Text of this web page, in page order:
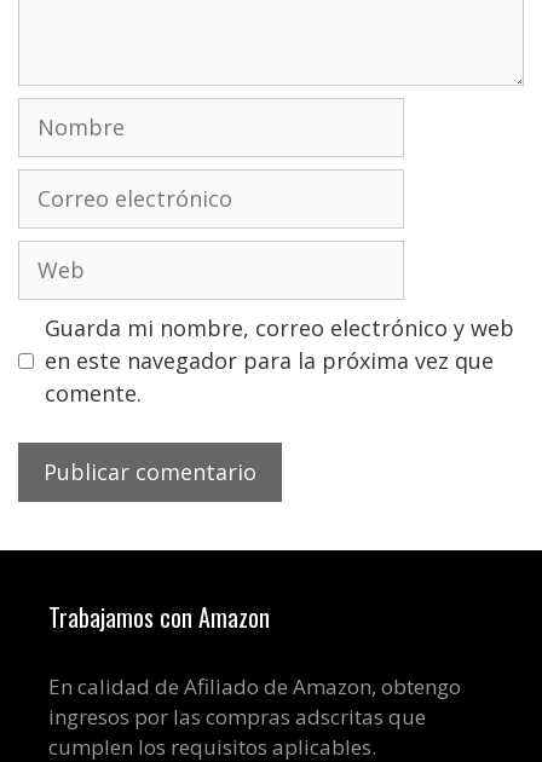
Nombre
electrónico
Guarda mi nombre, correo electrónico y web
en este navegador para la próxima vez que
comente.
Trabajamos con Amazon
En calidad de Afiliado de Amazon, obtengo
ingresos por las compras adscritas que
cumplen los requisitos aplicables.